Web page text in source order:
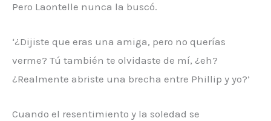
Pero Laontelle nunca la buscó.
‘¿Dijiste que eras una amiga, pero no querías
verme? Tú también te olvidaste de mí, ¿eh?
¿Realmente abriste una brecha entre Phillip y yo?’
Cuando el resentimiento y la soledad se